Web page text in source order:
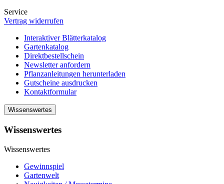
Service
Vertrag widerrufen
Interaktiver Blätterkatalog
Gartenkatalog
Direktbestellschein
Newsletter anfordern
Pflanzanleitungen herunterladen
Gutscheine ausdrucken
Kontaktformular
Wissenswertes
Wissenswertes
Wissenswertes
Gewinnspiel
Gartenwelt